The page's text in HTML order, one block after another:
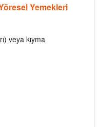
Yemekleri
veya kıyma